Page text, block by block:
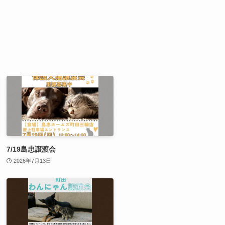
7/19島忠譲渡会
2026年7月13日